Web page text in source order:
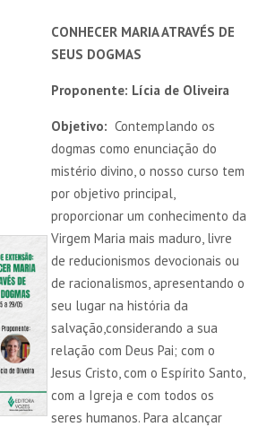
CONHECER MARIA ATRAVÉS DE
SEUS DOGMAS
Proponente: Lícia de Oliveira
Objetivo: Contemplando os
dogmas como enunciação do
mistério divino, o nosso curso tem
por objetivo principal,
proporcionar um conhecimento da
Virgem Maria mais maduro, livre
de reducionismos devocionais ou
de racionalismos, apresentando o
seu lugar na história da
salvação,considerando a sua
relação com Deus Pai; com o
Jesus Cristo, com o Espírito Santo,
com a Igreja e com todos os
seres humanos. Para alcançar